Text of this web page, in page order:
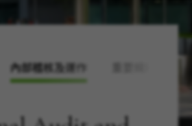
內部稽核及運作